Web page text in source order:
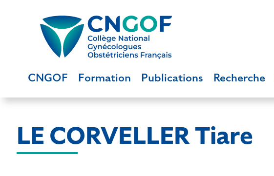
CNGOF Formation Publications Recherche
LE CORVELLER Tiare